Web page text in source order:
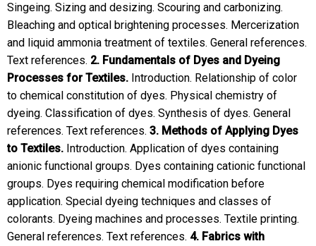
Singeing. Sizing and desizing. Scouring and carbonizing.
Bleaching and optical brightening processes. Mercerization
and liquid ammonia treatment of textiles. General references.
Text references. 2. Fundamentals of Dyes and Dyeing
Processes for Textiles.Introduction. Relationship of color
to chemical constitution of dyes. Physical chemistry of
dyeing. Classification of dyes. Synthesis of dyes. General
references. Text references. 3. Methods of Applying Dyes
to Textiles.Introduction. Application of dyes containing
anionic functional groups. Dyes containing cationic functional
groups. Dyes requiring chemical modification before
application. Special dyeing techniques and classes of
colorants. Dyeing machines and processes. Textile printing.
General references. Text references. 4. Fabrics with